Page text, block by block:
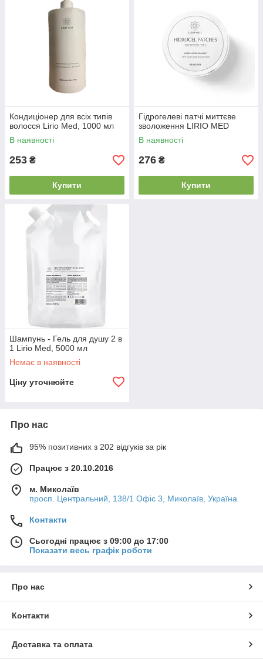
Кондиціонер для всіх типів
волосся Lirio Med, 1000 мл
В наявності
253 ₴
Купити
Гідрогелеві патчі миттєве
зволоження LIRIO MED
В наявності
276 ₴
Купити
Шампунь - Гель для душу 2 в
1 Lirio Med, 5000 мл
Немає в наявності
Ціну уточнюйте
Про нас
95% позитивних з 202 відгуків за рік
Працює з 20.10.2016
м. Миколаїв
просп. Центральний, 138/1 Офіс 3, Миколаїв, Україна
Контакти
Сьогодні працює з 09:00 до 17:00
Показати весь графік роботи
Про нас
Контакти
Доставка та оплата